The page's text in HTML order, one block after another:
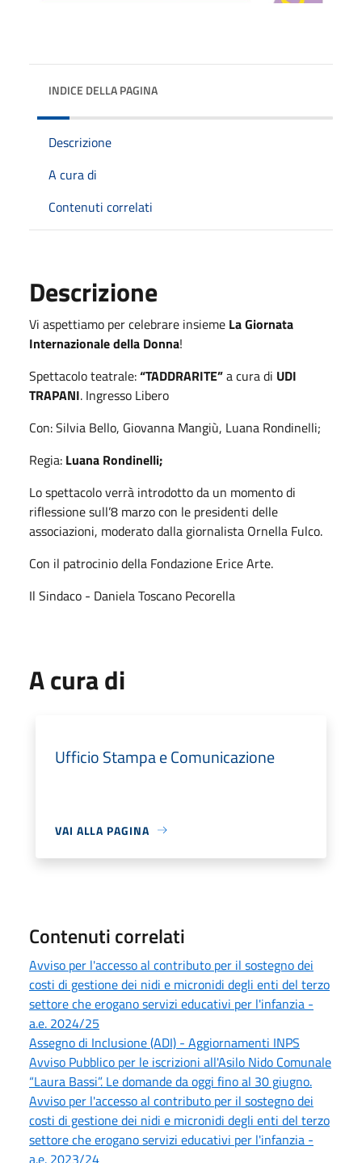
INDICE DELLA PAGINA
Descrizione
A cura di
Contenuti correlati
Descrizione
Vi aspettiamo per celebrare insieme La Giornata
Internazionale della Donna!
Spettacolo teatrale:“TADDRARITE”a cura di UDI
TRAPANI. Ingresso Libero
Con: Silvia Bello, Giovanna Mangiù, Luana Rondinelli;
Regia: Luana Rondinelli;
Lo spettacolo verrà introdotto da un momento di
riflessione sull’8 marzo con le presidenti delle
associazioni, moderato dalla giornalista Ornella Fulco.
Con il patrocinio della Fondazione Erice Arte.
Il Sindaco - Daniela Toscano Pecorella
A cura di
Ufficio Stampa e Comunicazione
VAI ALLA PAGINA
Contenuti correlati
Avviso per l'accesso al contributo per il sostegno dei
costi di gestione dei nidi e micronidi degli enti del terzo
settore che erogano servizi educativi per l'infanzia -
a.e. 2024/25
Assegno di Inclusione (ADI) - Aggiornamenti INPS
Avviso Pubblico per le iscrizioni all'Asilo Nido Comunale
“Laura Bassi”. Le domande da oggi fino al 30 giugno.
Avviso per l'accesso al contributo per il sostegno dei
costi di gestione dei nidi e micronidi degli enti del terzo
settore che erogano servizi educativi per l'infanzia -
a.e. 2023/24